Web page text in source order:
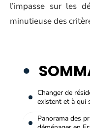
l’impasse sur les
minutieuse des
Changer de
existent et à qui
Panorama des